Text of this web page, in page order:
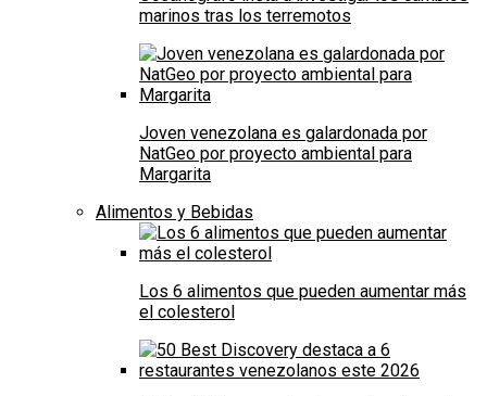
marinos tras los terremotos
Joven venezolana es galardonada por
NatGeo por proyecto ambiental para
Margarita
Alimentos y Bebidas
Los 6 alimentos que pueden aumentar más
el colesterol